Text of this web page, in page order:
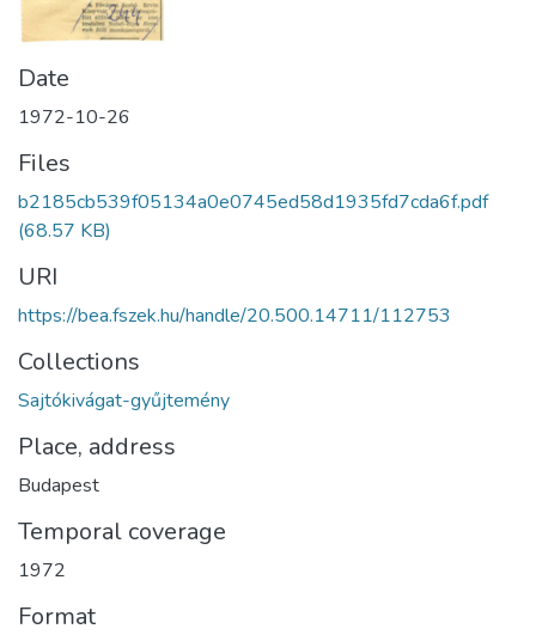
Date
1972-10-26
Files
b2185cb539f05134a0e0745ed58d1935fd7cda6f.pdf
(68.57 KB)
URI
https://bea.fszek.hu/handle/20.500.14711/112753
Collections
Sajtókivágat-gyűjtemény
Place, address
Budapest
Temporal coverage
1972
Format